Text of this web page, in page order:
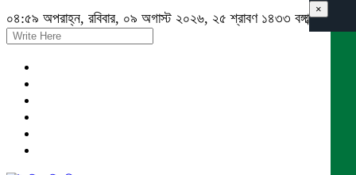
০৪:৫৯ অপরাহ্ন, রবিবার, ০৯ অগাস্ট ২০২৬, ২৫ শ্রাবণ ১৪৩৩ বঙ্গাব্দ
×